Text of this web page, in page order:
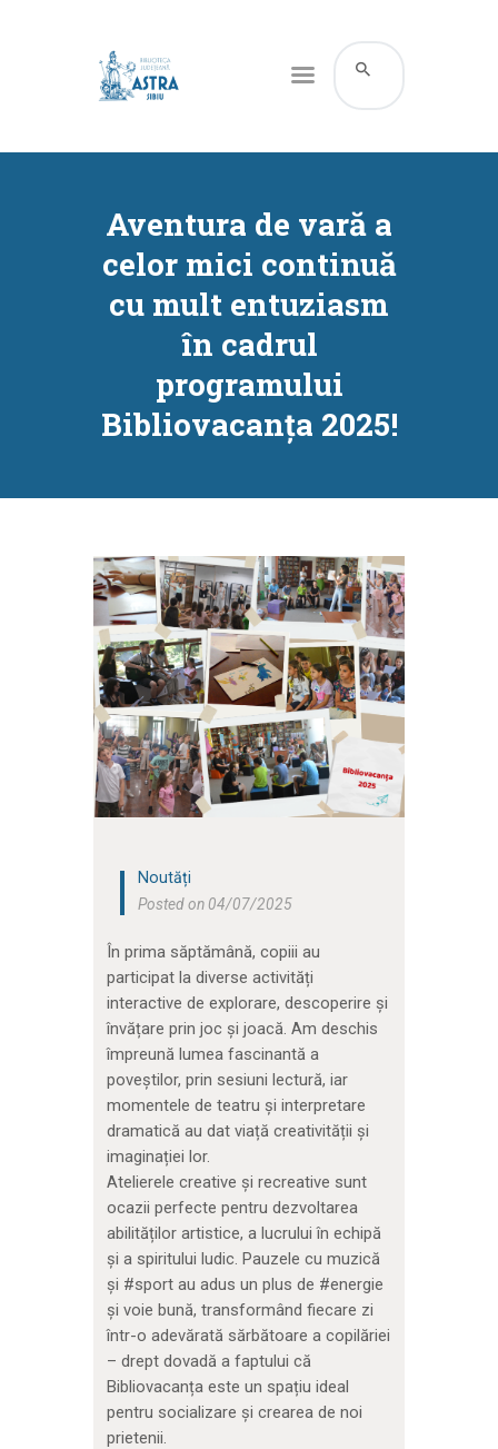
Aventura de vară a
celor mici continuă
cu mult entuziasm
în cadrul
programului
Bibliovacanța 2025!
CATALOG ONLINE
RESURSE
SERVICII
INFORMAȚII UTILE
CONTACT
CONTUL MEU
Noutăți
Posted on 04/07/2025
În prima săptămână, copiii au
participat la diverse activități
interactive de explorare, descoperire și
învățare prin joc și joacă. Am deschis
împreună lumea fascinantă a
poveștilor, prin sesiuni lectură, iar
momentele de teatru și interpretare
dramatică au dat viață creativității și
imaginației lor.
Atelierele creative și recreative sunt
ocazii perfecte pentru dezvoltarea
abilităților artistice, a lucrului în echipă
și a spiritului ludic. Pauzele cu muzică
și #sport au adus un plus de #energie
și voie bună, transformând fiecare zi
într-o adevărată sărbătoare a copilăriei
– drept dovadă a faptului că
Bibliovacanța este un spațiu ideal
pentru socializare și crearea de noi
prietenii.